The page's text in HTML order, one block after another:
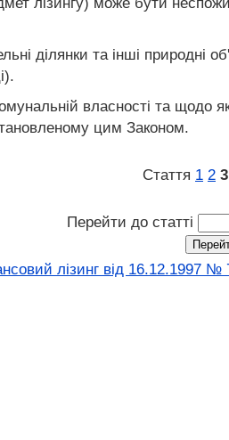
ділянки та інші природні
власності та щодо
цим Законом.
Стаття 1 2 3
Перейти до статті
лізинг вiд 16.12.1997